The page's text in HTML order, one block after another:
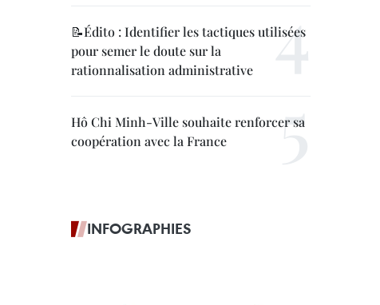
📝Édito : Identifier les tactiques utilisées
pour semer le doute sur la
rationnalisation administrative
Hô Chi Minh-Ville souhaite renforcer sa
coopération avec la France
INFOGRAPHIES